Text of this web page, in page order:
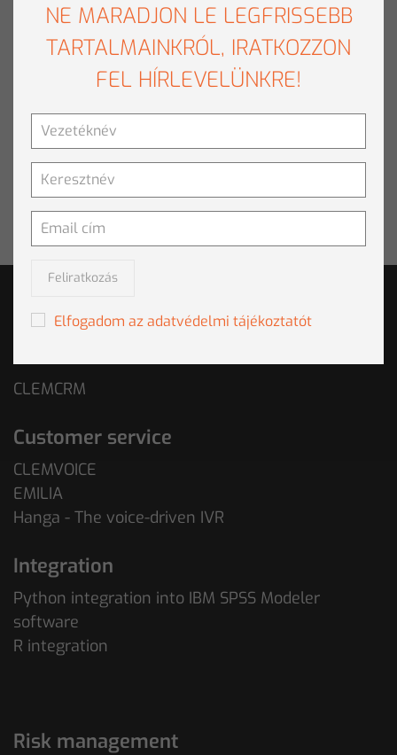
Letöltés
SAJTÓKAPCSOLAT
E-mail:sajto@clementine.hu
Tel: +36 1 457 0561
Fax: +36 1 457 0562
Cím: 1115 Budapest,
Bartók Béla út 105-113.
SOLUTIONS
CLEMCRM
Customer service
CLEMVOICE
EMILIA
Hanga - The voice-driven IVR
Integration
Python integration into IBM SPSS Modeler
software
R integration
Risk management
NE MARADJON LE LEGFRISSEBB
TARTALMAINKRÓL, IRATKOZZON
FEL HÍRLEVELÜNKRE!
Feliratkozás
Elfogadom az adatvédelmi tájékoztatót